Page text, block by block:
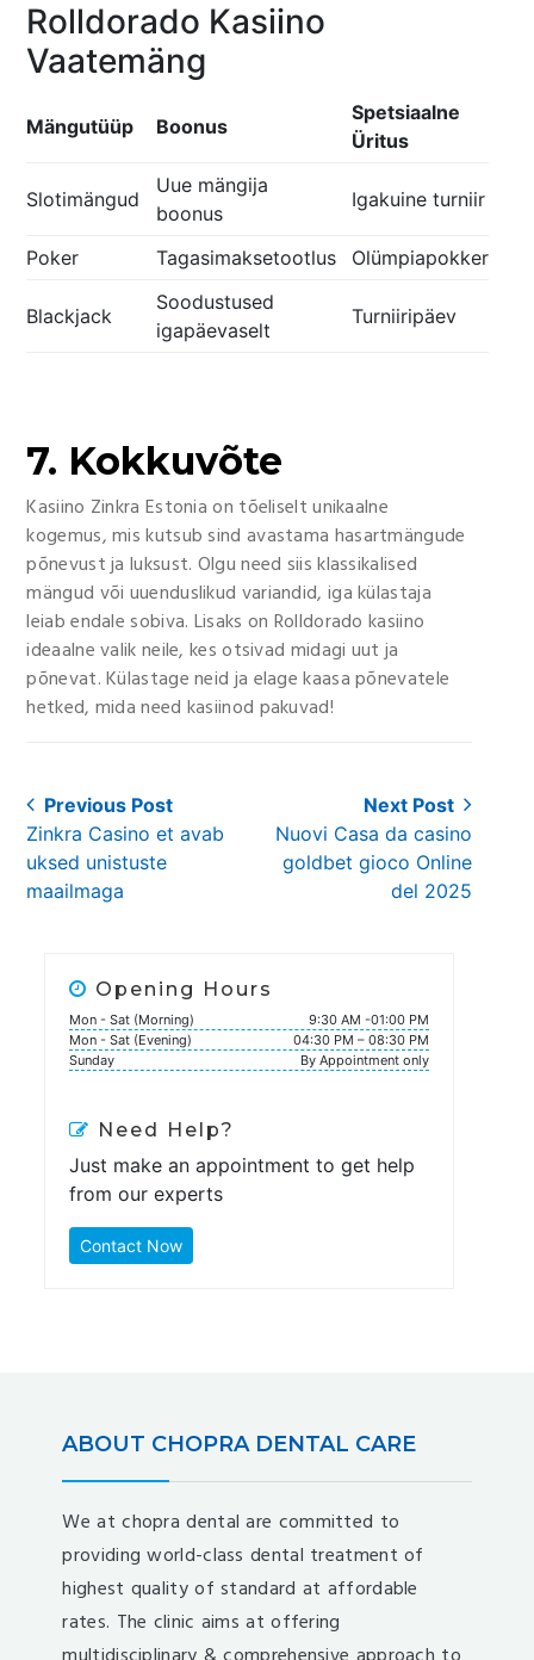
Rolldorado Kasiino
Vaatemäng
Mängutüüp Boonus
Spetsiaalne
Üritus
Slotimängud
Uue mängija
boonus
Igakuine turniir
Poker Tagasimaksetootlus Olümpiapokker
Blackjack
Soodustused
igapäevaselt
Turniiripäev
7. Kokkuvõte
Kasiino Zinkra Estonia on tõeliselt unikaalne
kogemus, mis kutsub sind avastama hasartmängude
põnevust ja luksust. Olgu need siis klassikalised
mängud või uuenduslikud variandid, iga külastaja
leiab endale sobiva. Lisaks on Rolldorado kasiino
ideaalne valik neile, kes otsivad midagi uut ja
põnevat. Külastage neid ja elage kaasa põnevatele
hetked, mida need kasiinod pakuvad!
Post
navigation
Previous Post
Previous
post:
Zinkra Casino et avab
uksed unistuste
maailmaga
Next Post
Next
post:
Nuovi Casa da casino
goldbet gioco Online
del 2025
Opening Hours
Mon - Sat (Morning)
9:30 AM -01:00 PM
Mon - Sat (Evening)
04:30 PM – 08:30 PM
Sunday
By Appointment only
Need Help?
Just make an appointment to get help
from our experts
Contact Now
ABOUT CHOPRA DENTAL CARE
We at chopra dental are committed to
providing world-class dental treatment of
highest quality of standard at affordable
rates. The clinic aims at offering